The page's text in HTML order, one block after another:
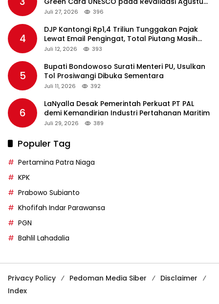
2026
Juli 27, 2026 396
4
DJP Kantongi Rp1,4 Triliun Tunggakan Pajak
Lewat Email Pengingat, Total Piutang Masih
Rp36 Triliun
Juli 12, 2026 393
5
Bupati Bondowoso Surati Menteri PU, Usulkan
Tol Prosiwangi Dibuka Sementara
Juli 11, 2026 392
6
LaNyalla Desak Pemerintah Perkuat PT PAL
demi Kemandirian Industri Pertahanan Maritim
Juli 29, 2026 389
Populer Tag
Pertamina Patra Niaga
KPK
Prabowo Subianto
Khofifah Indar Parawansa
PGN
Bahlil Lahadalia
Privacy Policy Pedoman Media Siber
Disclaimer
Index